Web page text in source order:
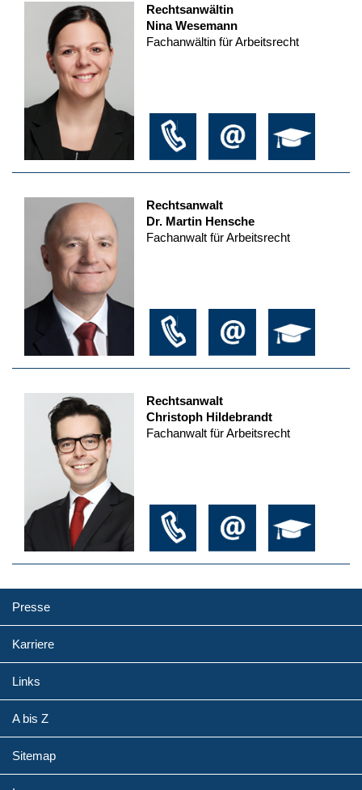
Rechtsanwältin
Nina Wesemann
Fachanwältin für Arbeitsrecht
Rechtsanwalt
Dr. Martin Hensche
Fachanwalt für Arbeitsrecht
Rechtsanwalt
Christoph Hildebrandt
Fachanwalt für Arbeitsrecht
Presse
Karriere
Links
A bis Z
Sitemap